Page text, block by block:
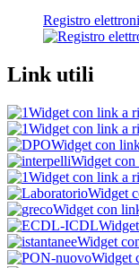
Registro
Link utili
Widget con link a
Widget con link a
Widget con
Widget con
Widget con link a
Widget
Widget con
Widget
Widget